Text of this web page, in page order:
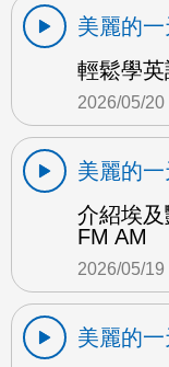
美麗的一
輕鬆學
2026/05/20
美麗的一
介紹埃
FM AM
2026/05/19
美麗的一